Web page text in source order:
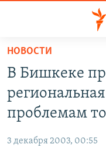
Вернуться
основному
содержанию
Вернутся
главной
навигации
КЫРГЫЗСТАН
ТАДЖИКИСТАН
ВОЙНА В УКРАИНЕ
ҚАЗАҚША
НОВОСТИ
В Бишкеке
проблемам
3 декабря 2003, 00:55